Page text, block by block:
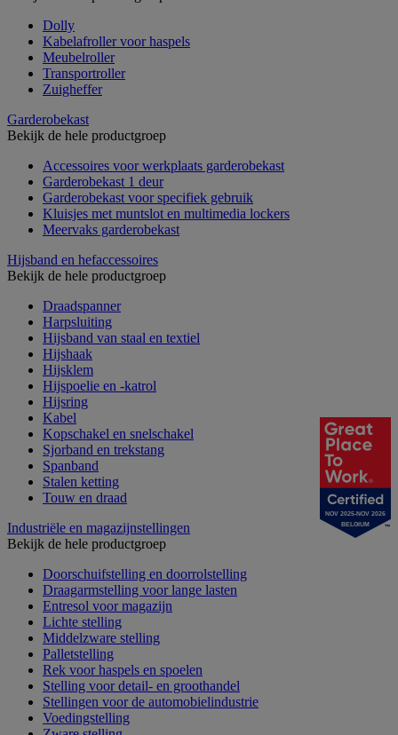
Dolly
Kabelafroller voor haspels
Meubelroller
Transportroller
Zuigheffer
Garderobekast
Bekijk de hele productgroep
Accessoires voor werkplaats garderobekast
Garderobekast 1 deur
Garderobekast voor specifiek gebruik
Kluisjes met muntslot en multimedia lockers
Meervaks garderobekast
Hijsband en hefaccessoires
Bekijk de hele productgroep
Draadspanner
Harpsluiting
Hijsband van staal en textiel
Hijshaak
Hijsklem
Hijspoelie en -katrol
Hijsring
Kabel
Kopschakel en snelschakel
Sjorband en trekstang
Spanband
Stalen ketting
Touw en draad
Industriële en magazijnstellingen
Bekijk de hele productgroep
Doorschuifstelling en doorrolstelling
Draagarmstelling voor lange lasten
Entresol voor magazijn
Lichte stelling
Middelzware stelling
Palletstelling
Rek voor haspels en spoelen
Stelling voor detail- en groothandel
Stellingen voor de automobielindustrie
Voedingstelling
NOV 2025-NOV 2026
BELGIUM